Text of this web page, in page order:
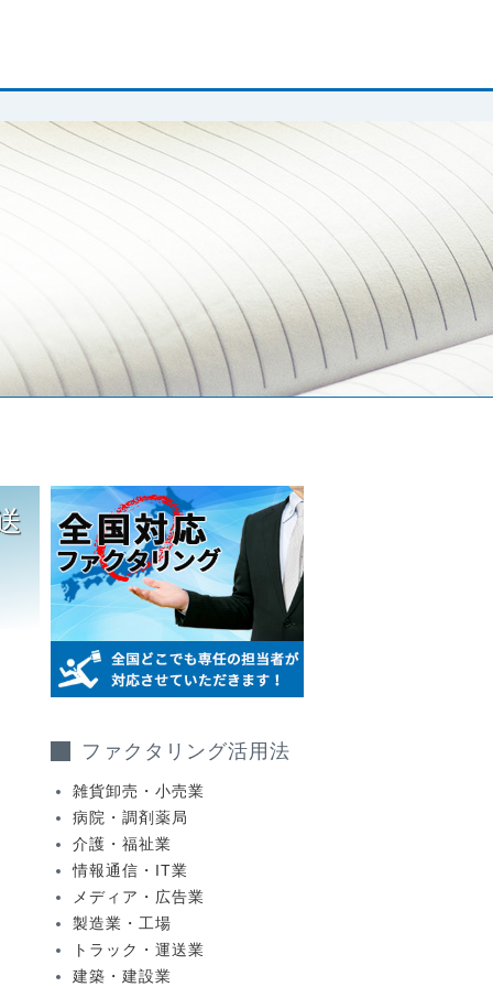
ファクタリング活用法
雑貨卸売・小売業
病院・調剤薬局
介護・福祉業
情報通信・IT業
メディア・広告業
製造業・工場
トラック・運送業
建築・建設業